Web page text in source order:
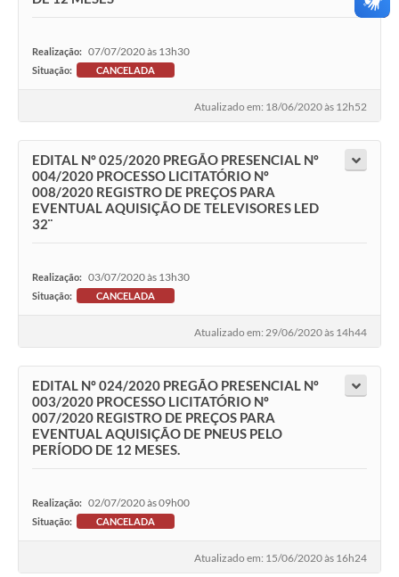
Realização: 07/07/2020 às 13h30
Situação: CANCELADA
Atualizado em: 18/06/2020 às 12h52
EDITAL Nº 025/2020 PREGÃO PRESENCIAL Nº
004/2020 PROCESSO LICITATÓRIO Nº
008/2020 REGISTRO DE PREÇOS PARA
EVENTUAL AQUISIÇÃO DE TELEVISORES LED
32¨
Realização: 03/07/2020 às 13h30
Situação: CANCELADA
Atualizado em: 29/06/2020 às 14h44
EDITAL Nº 024/2020 PREGÃO PRESENCIAL Nº
003/2020 PROCESSO LICITATÓRIO Nº
007/2020 REGISTRO DE PREÇOS PARA
EVENTUAL AQUISIÇÃO DE PNEUS PELO
PERÍODO DE 12 MESES.
Realização: 02/07/2020 às 09h00
Situação: CANCELADA
Atualizado em: 15/06/2020 às 16h24